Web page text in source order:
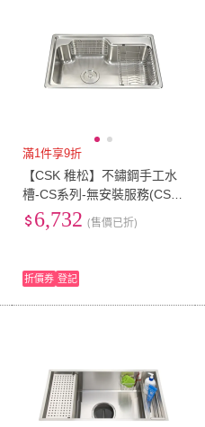
滿1件享9折
【CSK 稚松】不鏽鋼手工水
槽-CS系列-無安裝服務(CSK
CS750)
6,732 (售價已折)
折價券 登記